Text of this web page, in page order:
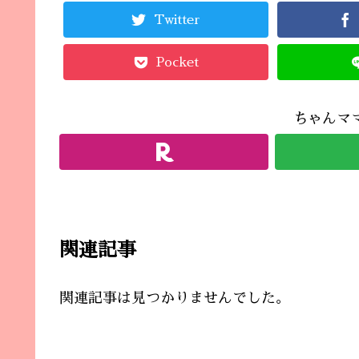
Twitter
Pocket
ちゃんマ
関連記事
関連記事は見つかりませんでした。